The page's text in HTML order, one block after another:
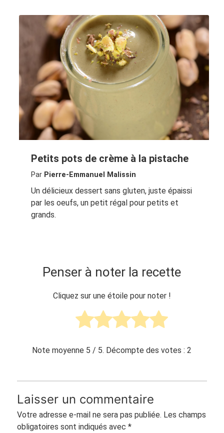
Petits pots de crème à la pistache
Par Pierre-Emmanuel Malissin
Un délicieux dessert sans gluten, juste épaissi
par les oeufs, un petit régal pour petits et
grands.
Penser à noter la recette
Cliquez sur une étoile pour noter !
Note moyenne 5 / 5. Décompte des votes :2
Laisser un commentaire
Votre adresse e-mail ne sera pas publiée. Les champs
obligatoires sont indiqués avec *